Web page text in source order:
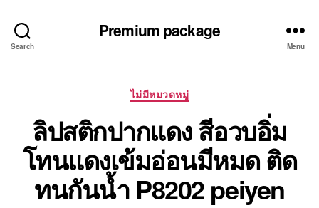
Search
Premium package
Menu
Categories
ไม่มีหมวดหมู่
ลิปสติกปากแดง สีอวบอิ่ม
โทนแดงเข้มอ่อนมีหมด ติด
ทนกันน้ำ P8202 peiyen